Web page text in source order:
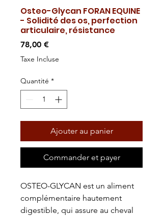
Osteo-Glycan FORAN EQUINE
- Solidité des os, perfection
articulaire, résistance
78,00 €Prix
Taxe Incluse
Quantité *
Ajouter au panier
Commander et payer
OSTEO-GLYCAN est un aliment
complémentaire hautement
digestible, qui assure au cheval